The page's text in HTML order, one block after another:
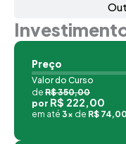
Preço
Valor do Curso
de R$ 350,00
por R$ 222,00
em até 3x de R$ 74,00